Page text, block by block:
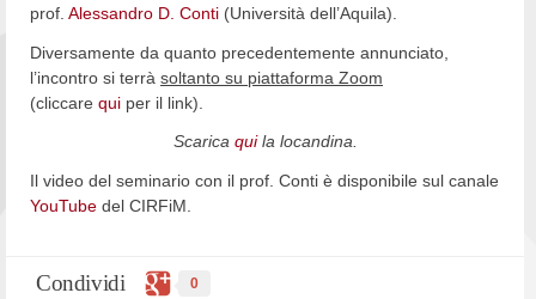
prof. Alessandro D. Conti (Università dell’Aquila).
Diversamente da quanto precedentemente annunciato,
l’incontro si terrà soltanto su piattaforma Zoom
(cliccare qui per il link).
Scarica quila locandina.
Il video del seminario con il prof. Conti è disponibile sul canale
YouTube del CIRFiM.
Condividi 0